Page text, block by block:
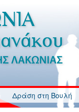
Δράση στη Βουλή